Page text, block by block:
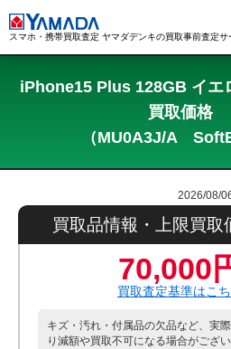
スマホ・携帯買取査定 ヤマダデンキの買取事前査定サ
iPhone15 Plus 128GB イエ
買取価格
（MU0A3J/A
2026/08/
買取品情報・上限買取
70,000
買取査定基準はこ
キズ・汚れ・付属品の欠品など、実
り減額や買取不可になる場合がござ